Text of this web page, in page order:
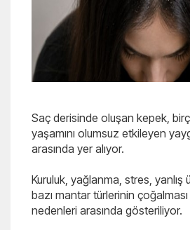
Saç derisinde oluşan kepek,
yaşamını olumsuz etkileyen
arasında yer alıyor.
Kuruluk, yağlanma, stres, yanlış
bazı mantar türlerinin
nedenleri arasında gösteriliyor.